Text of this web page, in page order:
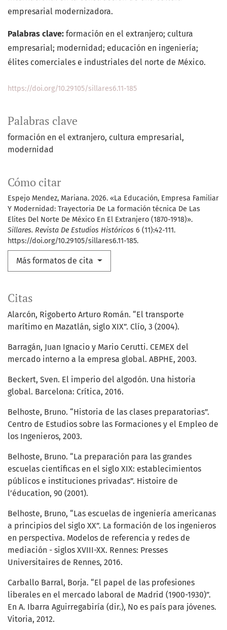
Palabras clave
formación en el extranjero cultura empresarial
modernidad
Cómo citar
Espejo Mendez, Mariana. 2026. «La Educación, Empresa Familiar
Y Modernidad: Trayectoria De La formación técnica De Las
Elites Del Norte De México En El Extranjero (1870-1918)».
Sillares. Revista De Estudios Históricos 6 (11):42-111.
https://doi.org/10.29105/sillares6.11-185.
Más formatos de cita
empresarial modernizadora.
Palabras clave: formación en el extranjero; cultura
empresarial; modernidad; educación en ingeniería;
élites comerciales e industriales del norte de México.
https://doi.org/10.29105/sillares6.11-185
Citas
Alarcón, Rigoberto Arturo Román. “El transporte
marítimo en Mazatlán, siglo XIX”. Clío, 3 (2004).
Barragán, Juan Ignacio y Mario Cerutti. CEMEX del
mercado interno a la empresa global. ABPHE, 2003.
Beckert, Sven. El imperio del algodón. Una historia
global. Barcelona: Crítica, 2016.
Belhoste, Bruno. “Historia de las clases preparatorias”.
Centro de Estudios sobre las Formaciones y el Empleo de
los Ingenieros, 2003.
Belhoste, Bruno. “La preparación para las grandes
escuelas científicas en el siglo XIX: establecimientos
públicos e instituciones privadas”. Histoire de
l’éducation, 90 (2001).
Belhoste, Bruno, “Las escuelas de ingeniería americanas
a principios del siglo XX”. La formación de los ingenieros
en perspectiva. Modelos de referencia y redes de
mediación - siglos XVIII-XX. Rennes: Presses
Universitaires de Rennes, 2016.
Carballo Barral, Borja. “El papel de las profesiones
liberales en el mercado laboral de Madrid (1900-1930)”.
En A. Ibarra Aguirregabiría (dir.), No es país para jóvenes.
Vitoria, 2012.